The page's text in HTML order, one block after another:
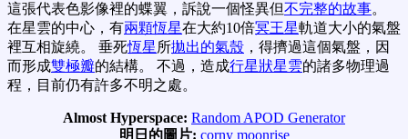
這張代表色影像裡的蝶翼，訴說一個怪異但不完整的故事。
在星雲的中心，有兩顆恆星在大約10倍冥王星軌道大小的氣盤
裡互相旋繞。 垂死恆星 所拋出的氣殼 ，得擠過這個氣盤，因
而形成雙極瓣的結構。 不過，造成行星狀星雲的諸多物理過
程，目前仍有許多不明之處。
Almost Hyperspace: Random APOD Generator
明日的圖片: corny moonrise